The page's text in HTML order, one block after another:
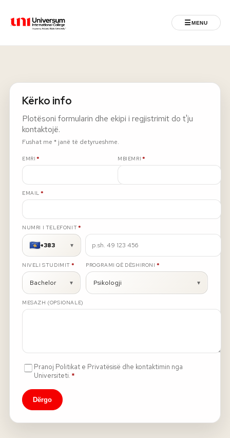
Universum University ☰MENU
Regjistrimet
Programet
Jeta Studentore
Ndërkombëtare
Fuqizuar nga ASU
Rreth nesh
Lajme
Kontakti
UMS Staff
LMS Canvas
Kërko info
Plotësoni formularin dhe ekipi i regjistrimit do t'ju
kontaktojë.
Fushat me * janë të detyrueshme.
EMRI *
E DETYRUESHME MBIEMRI *
E DETYRUESHME
EMAIL *
E DETYRUESHME
NUMRI I TELEFONIT*
E DETYRUESHME
+383 ▾
NIVELI STUDIMIT *
E DETYRUESHME
Bachelor ▾
PROGRAMI QË DËSHIRONI *
E DETYRUESHME
Psikologji ▾
MESAZH (OPSIONALE)
Pranoj Politikat e Privatësisë dhe kontaktimin nga
Universiteti. *
Dërgo